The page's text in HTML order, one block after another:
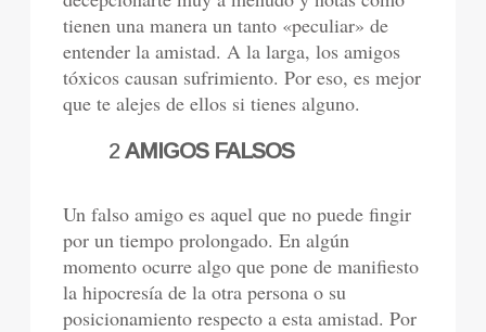
tienen una manera un tanto «peculiar» de
entender la amistad. A la larga, los amigos
tóxicos causan sufrimiento. Por eso, es mejor
que te alejes de ellos si tienes alguno.
2AMIGOS FALSOS
Un falso amigo es aquel que no puede fingir
por un tiempo prolongado. En algún
momento ocurre algo que pone de manifiesto
la hipocresía de la otra persona o su
posicionamiento respecto a esta amistad. Por